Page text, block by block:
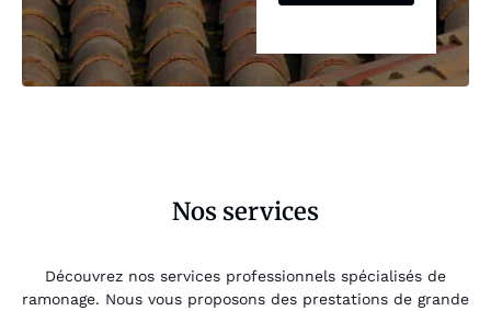
Nos services
Découvrez nos services professionnels spécialisés de
ramonage. Nous vous proposons des prestations de grande